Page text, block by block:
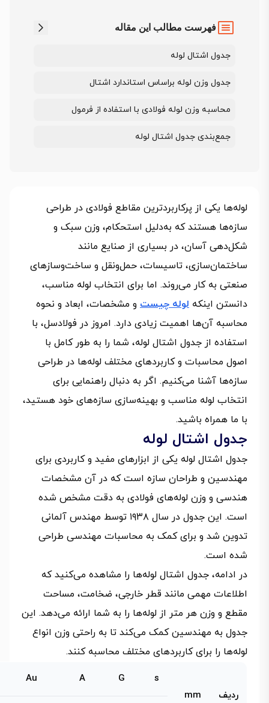
فهرست مطالب این مقاله
جدول اشتال لوله
جدول وزن لوله براساس استاندارد اشتال
محاسبه وزن لوله فولادی با استفاده از فرمول
جمع‌بندی جدول اشتال لوله
لوله‌ها یکی از پرکاربردترین مقاطع فولادی در طراحی
سازه‌ها هستند که به‌دلیل استحکام، وزن سبک و
شکل‌دهی آسان، در بسیاری از صنایع مانند
ساختمان‌سازی، تاسیسات، حمل‌ونقل و ساخت‌وسازهای
صنعتی به کار می‌روند. اما برای انتخاب لوله مناسب،
دانستن اینکه لوله چیست و مشخصات، ابعاد و نحوه
محاسبه آن‌ها اهمیت زیادی دارد. امروز در فولادسل، با
استفاده از جدول اشتال لوله، شما را به طور کامل با
اصول محاسبات و کاربردهای مختلف لوله‌ها در طراحی
سازه‌ها آشنا می‌کنیم. اگر به دنبال راهنمایی برای
انتخاب لوله مناسب و بهینه‌سازی سازه‌های خود هستید،
با ما همراه باشید.
جدول اشتال لوله
جدول اشتال لوله یکی از ابزارهای مفید و کاربردی برای
مهندسین و طراحان سازه است که در آن مشخصات
هندسی و وزن لوله‌های فولادی به دقت مشخص شده
است. این جدول در سال ۱۹۳۸ توسط مهندس آلمانی
تدوین شد و برای کمک به محاسبات مهندسی طراحی
شده است.
در ادامه، جدول اشتال لوله‌ها را مشاهده می‌کنید که
اطلاعات مهمی مانند قطر خارجی، ضخامت، مساحت
مقطع و وزن هر متر از لوله‌ها را به شما ارائه می‌دهد. این
جدول به مهندسین کمک می‌کند تا به راحتی وزن انواع
لوله‌ها را برای کاربردهای مختلف محاسبه کنند.
ردیف mm
s
G
A
Au